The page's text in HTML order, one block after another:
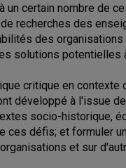
un certain nombre de
recherches des
des
solutions potentielles
critique en
développé à l'issue
socio-historique,
ces défis; et formuler
et sur